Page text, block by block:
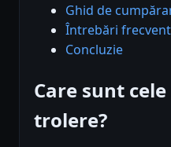
Ghid de
Întrebări
Concluzie
Care sunt
trolere?